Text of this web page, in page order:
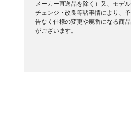
メーカー直送品を除く）又、モデル
チェンジ・改良等諸事情により、予
告なく仕様の変更や廃番になる商品
がございます。